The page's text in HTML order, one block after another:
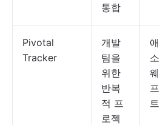
통합
Pivotal
Tracker
개발
팀을
위한
반복
적 프
로젝